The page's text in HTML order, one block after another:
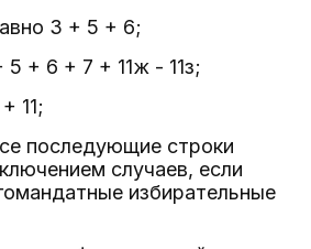
3 + 5 + 6;
+ 6 + 7 + 11ж - 11з;
11;
последующие строки
случаев, если
избирательные